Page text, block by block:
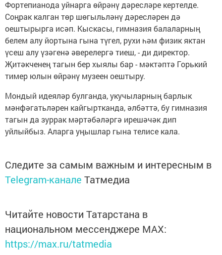
Фортепианода уйнарга өйрәнү дәресләре кертелде.
Соңрак калган төр шөгыльләнү дәресләрен дә
оештырырга исәп. Кыскасы, гимназия балаларның
белем алу йортына гына түгел, рухи һәм физик яктан
үсеш алу үзәгенә әверелергә тиеш, - ди директор.
Җитәкченең тагын бер хыялы бар - мәктәптә Горький
тимер юлын өйрәнү музеен оештыру.
Мондый идеяләр булганда, укучыларның барлык
мәнфәгатьләрен кайгыртканда, әлбәттә, бу гимназия
тагын да зуррак мәртәбәләргә ирешәчәк дип
уйлыйбыз. Аларга уңышлар гына телисе кала.
Следите за самым важным и интересным в
Telegram-канале Татмедиа
Читайте новости Татарстана в
национальном мессенджере MАХ:
https://max.ru/tatmedia